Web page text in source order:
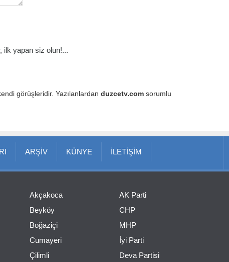
ilk yapan siz olun!...
görüşleridir. Yazılanlardan duzcetv.com sorumlu
ARŞİV KÜNYE İLETİŞİM
Akçakoca
Beyköy
Boğaziçi
Cumayeri
Çilimli
AK Parti
CHP
MHP
İyi Parti
Deva Partisi